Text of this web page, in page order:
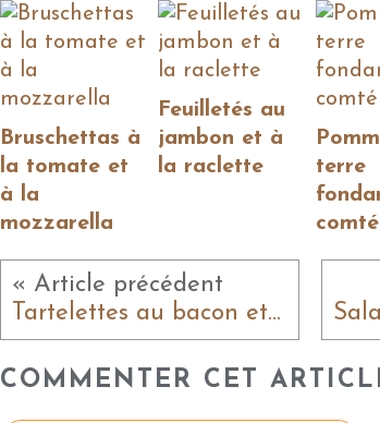
Bruschettas à
la tomate et
à la
mozzarella
Feuilletés au
jambon et à
la raclette
terre
comté
« Article précédent
Tartelettes au bacon et à la vache qui rit
COMMENTER CET